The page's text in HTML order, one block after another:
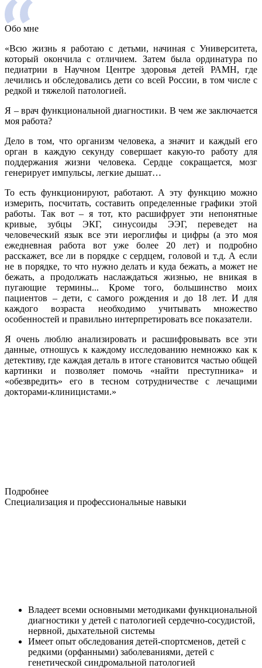
Обо мне
«Всю жизнь я работаю с детьми, начиная с Университета,
который окончила с отличием. Затем была ординатура по
педиатрии в Научном Центре здоровья детей РАМН, где
лечились и обследовались дети со всей России, в том числе с
редкой и тяжелой патологией.
Я – врач функциональной диагностики. В чем же заключается
моя работа?
Дело в том, что организм человека, а значит и каждый его
орган в каждую секунду совершает какую-то работу для
поддержания жизни человека. Сердце сокращается, мозг
генерирует импульсы, легкие дышат…
То есть функционируют, работают. А эту функцию можно
измерить, посчитать, составить определенные графики этой
работы. Так вот – я тот, кто расшифрует эти непонятные
кривые, зубцы ЭКГ, синусоиды ЭЭГ, переведет на
человеческий язык все эти иероглифы и цифры (а это моя
ежедневная работа вот уже более 20 лет) и подробно
расскажет, все ли в порядке с сердцем, головой и т.д. А если
не в порядке, то что нужно делать и куда бежать, а может не
бежать, а продолжать наслаждаться жизнью, не вникая в
пугающие термины... Кроме того, большинство моих
пациентов – дети, с самого рождения и до 18 лет. И для
каждого возраста необходимо учитывать множество
особенностей и правильно интерпретировать все показатели.
Я очень люблю анализировать и расшифровывать все эти
данные, отношусь к каждому исследованию немножко как к
детективу, где каждая деталь в итоге становится частью общей
картинки и позволяет помочь «найти преступника» и
«обезвредить» его в тесном сотрудничестве с лечащими
докторами-клиницистами.»
Подробнее
Специализация и профессиональные навыки
Владеет всеми основными методиками функциональной
диагностики у детей с патологией сердечно-сосудистой,
нервной, дыхательной системы
Имеет опыт обследования детей-спортсменов, детей с
редкими (орфанными) заболеваниями, детей с
генетической синдромальной патологией